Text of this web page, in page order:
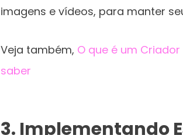
imagens e vídeos, para manter
Veja também, O que é um
saber
3. Implementando